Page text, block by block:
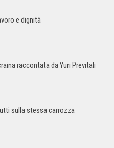
e dignità
raccontata da Yuri Previtali
sulla stessa carrozza